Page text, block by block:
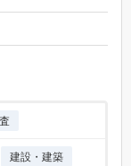
建設・建築